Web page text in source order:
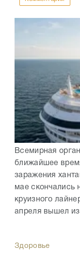
Всемирная
ближайшее
заражения
мае скончались
круизного
апреля вышел из
Здоровье